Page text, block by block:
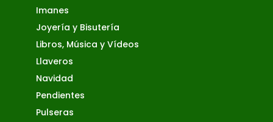
Imanes
Joyería y Bisutería
Libros, Música y Vídeos
Llaveros
Navidad
Pendientes
Pulseras